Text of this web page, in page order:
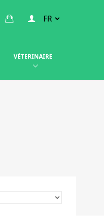
VÉTERINAIRE